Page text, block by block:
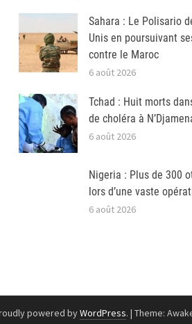
Sahara : Le Polisario
Unis en poursuivant
contre le Maroc
6 août 2026
Tchad : Huit morts
de choléra à
6 août 2026
Nigeria : Plus de 300
lors d’une vaste
6 août 2026
powered byWordPress. | Theme: